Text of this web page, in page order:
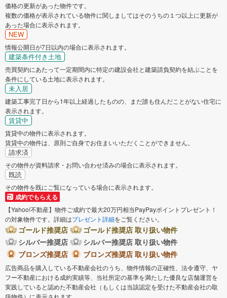
価格の更新があった物件です。
複数の価格が表示されている物件に関しましてはそのうちの１つ以上に更新が
あった場合に表示されます。
NEW
情報公開日が7日以内の場合に表示されます。
建築条件付き土地
売買契約にあたって一定期間内に特定の建設会社と建築請負契約を結ぶことを
条件にしている土地に表示されます。
未入居
建築工事完了日から1年以上経過したものの、まだ誰も住んだことがない住宅に
表示されます。
賃貸中
賃貸中の物件に表示されます。
賃貸中の物件は、原則ご自身でお住まいいただくことができません。
請求済
その物件が資料請求・お問い合わせ済みの場合に表示されます。
既読
その物件を既にご覧になっている場合に表示されます。
成約でもらえる
【Yahoo!不動産】物件ご成約で最大20万円相当PayPayポイントプレゼント！
の対象物件です。詳細はプレゼント詳細をご覧ください。
ゴールド推奨店
ゴールド推奨店 取り扱い物件
シルバー推奨店
シルバー推奨店 取り扱い物件
ブロンズ推奨店
ブロンズ推奨店 取り扱い物件
広告商品を購入している不動産会社のうち、物件情報の正確性、法令遵守、ヤ
フー不動産における成約実績等、当社所定の基準を満たした優良な店舗運営を
実践していると認めた不動産会社（もしくは当該認定を受けた不動産会社の取
扱物件）に表示されます。